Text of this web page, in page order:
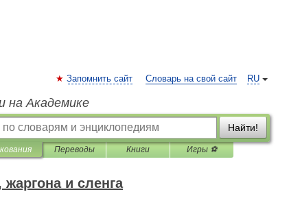
RU
Запомнить сайт Словарь на свой сайт
на Академике
Найти!
Переводы Книги Игры ⚽
и сленга